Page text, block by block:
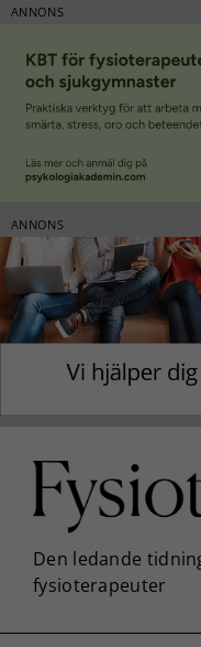
ANNONS
ANNONS
innehållet